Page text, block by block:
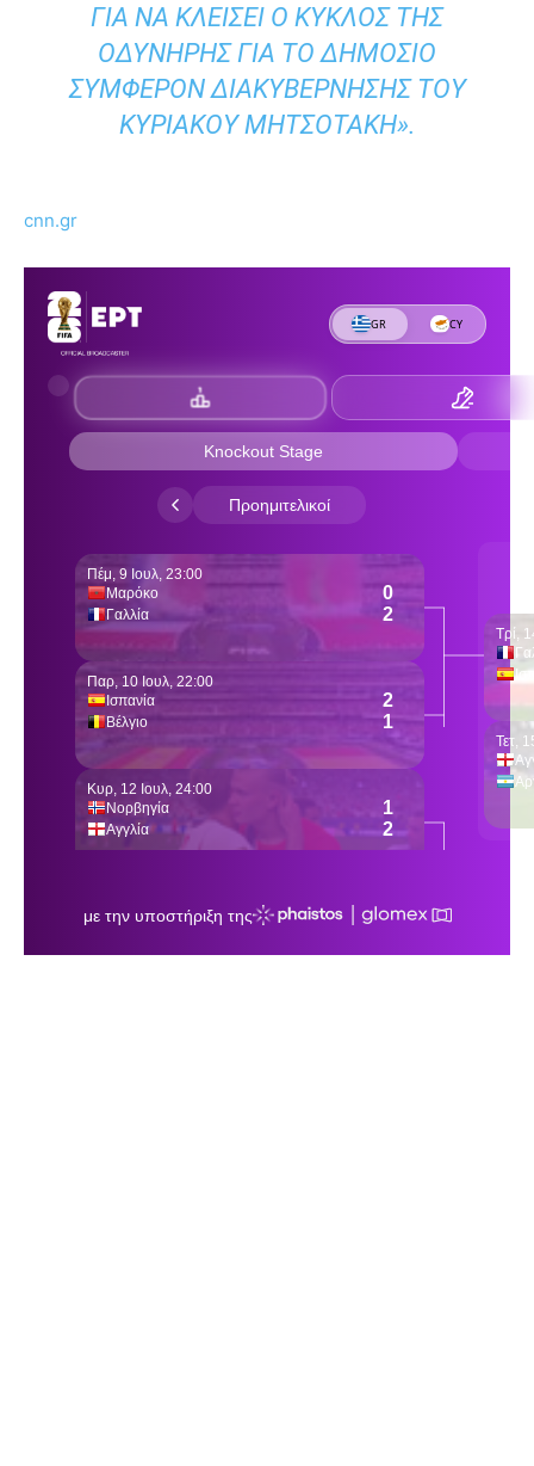
ΓΙΑ ΝΑ ΚΛΕΊΣΕΙ Ο ΚΎΚΛΟΣ ΤΗΣ
ΟΔΥΝΗΡΉΣ ΓΙΑ ΤΟ ΔΗΜΌΣΙΟ
ΣΥΜΦΈΡΟΝ ΔΙΑΚΥΒΈΡΝΗΣΗΣ ΤΟΥ
ΚΥΡΙΆΚΟΥ ΜΗΤΣΟΤΆΚΗ».
cnn.gr